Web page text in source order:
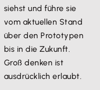
siehst und führe sie
vom aktuellen Stand
über den Prototypen
bis in die Zukunft.
Groß denken ist
ausdrücklich erlaubt.